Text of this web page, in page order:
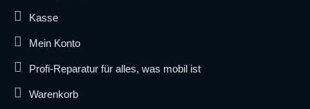
Kasse
Mein Konto
Profi-Reparatur für alles, was mobil ist
Warenkorb